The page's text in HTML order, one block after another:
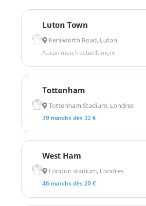
Luton Town
Kenilworth Road, Luton
Aucun match actuellement
Tottenham
Tottenham Stadium, Londres
39 matchs dès 32 €
West Ham
London stadium, Londres
46 matchs dès 20 €